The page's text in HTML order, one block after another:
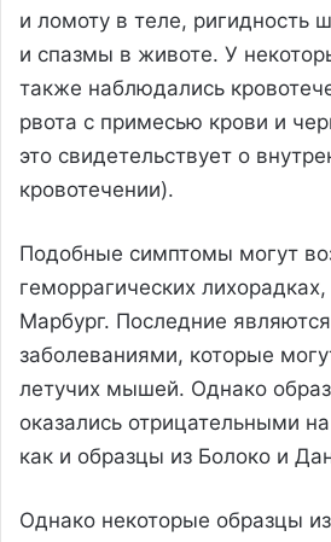
и ломоту в теле, ригидность
и спазмы в животе. У
также наблюдались
рвота с примесью крови и
это свидетельствует о
кровотечении).
Подобные симптомы могут
геморрагических
Марбург. Последние
заболеваниями, которые
летучих мышей. Однако
оказались отрицательными
как и образцы из Болоко и
Однако некоторые образцы